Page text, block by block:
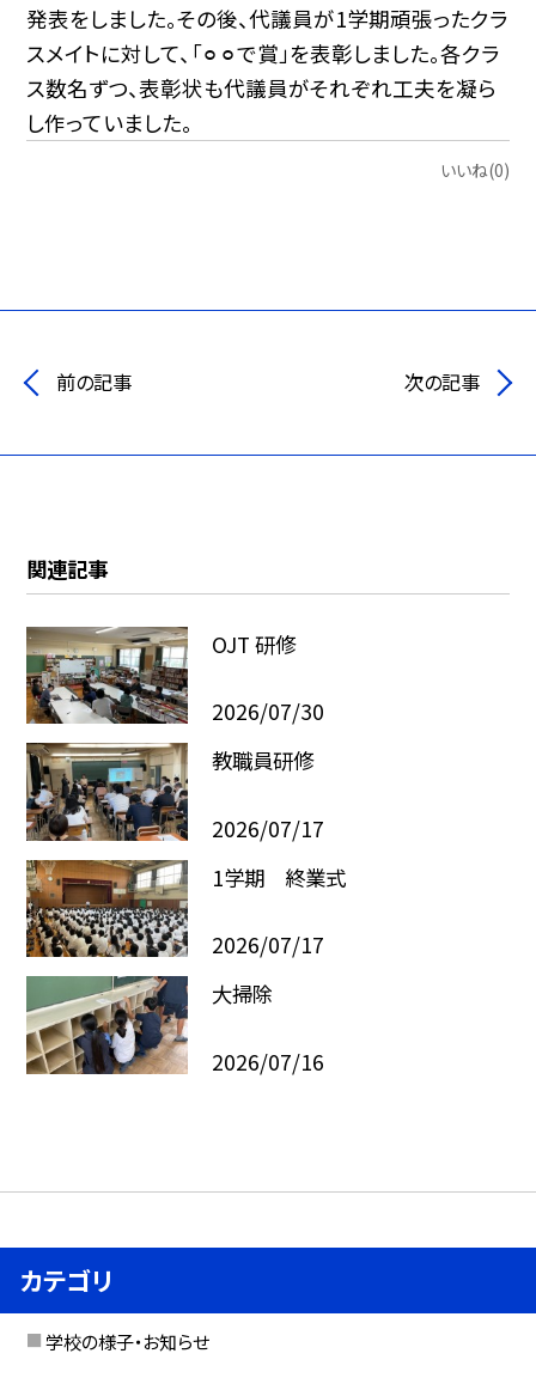
発表をしました。その後、代議員が1学期頑張ったクラ
スメイトに対して、「⚪︎⚪︎で賞」を表彰しました。各クラ
ス数名ずつ、表彰状も代議員がそれぞれ工夫を凝ら
し作っていました。
いいね(0)
前の記事 次の記事
関連記事
OJT 研修
2026/07/30
教職員研修
2026/07/17
1学期 終業式
2026/07/17
大掃除
2026/07/16
カテゴリ
学校の様子・お知らせ